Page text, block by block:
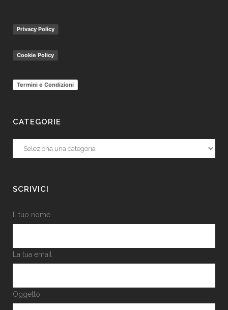
Privacy Policy
Cookie Policy
Termini e Condizioni
CATEGORIE
Categorie
SCRIVICI
Il tuo nome
La tua email
Oggetto